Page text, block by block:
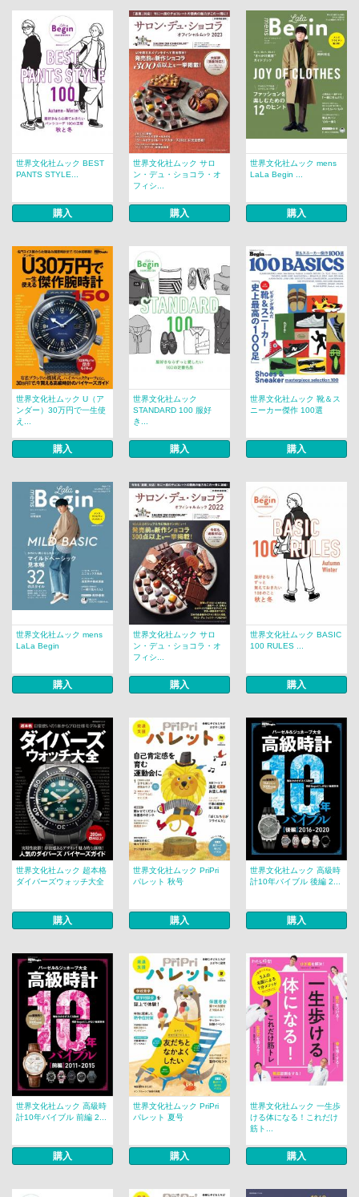
世界文化社ムック BEST
PANTS STYLE...
購入
世界文化社ムック サロ
ン・デュ・ショコラ・オ
フィシ...
購入
世界文化社ムック mens
LaLa Begin ...
購入
世界文化社ムック U（ア
ンダー）30万円で一生使
え...
購入
世界文化社ムック
STANDARD 100 服好
き...
購入
世界文化社ムック 靴＆ス
ニーカー傑作 100選
購入
世界文化社ムック mens
LaLa Begin
購入
世界文化社ムック サロ
ン・デュ・ショコラ・オ
フィシ...
購入
世界文化社ムック BASIC
100 RULES ...
購入
世界文化社ムック 超本格
ダイバーズウォッチ大全
購入
世界文化社ムック PriPri
パレット 秋号
購入
世界文化社ムック 高級時
計10年バイブル 後編 2...
購入
世界文化社ムック 高級時
計10年バイブル 前編 2...
購入
世界文化社ムック PriPri
パレット 夏号
購入
世界文化社ムック 一生歩
ける体になる！これだけ
筋ト...
購入